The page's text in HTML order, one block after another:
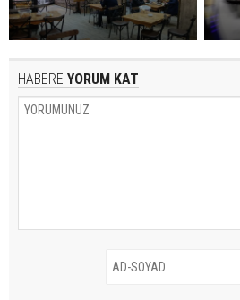
HABERE YORUM KAT